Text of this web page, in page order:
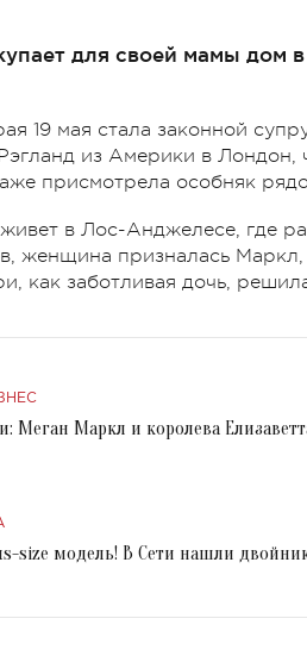
для своей мамы дом
19 мая стала законной
из Америки в Лондон,
присмотрела особняк
в Лос-Анджелесе, где
женщина призналась
как заботливая дочь,
Меган Маркл и королева
size модель! В Сети нашли